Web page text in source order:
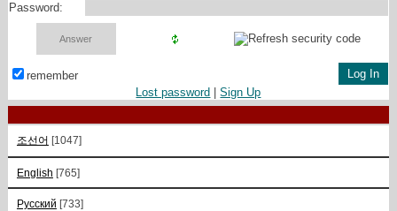
Password:
remember
Lost password |Sign Up
조선어 [1047]
English [765]
Русский [733]